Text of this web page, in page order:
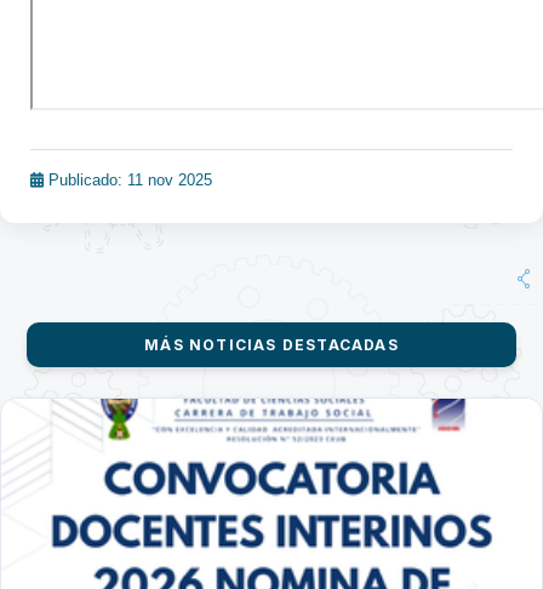
Publicado: 11 nov 2025
MÁS NOTICIAS DESTACADAS